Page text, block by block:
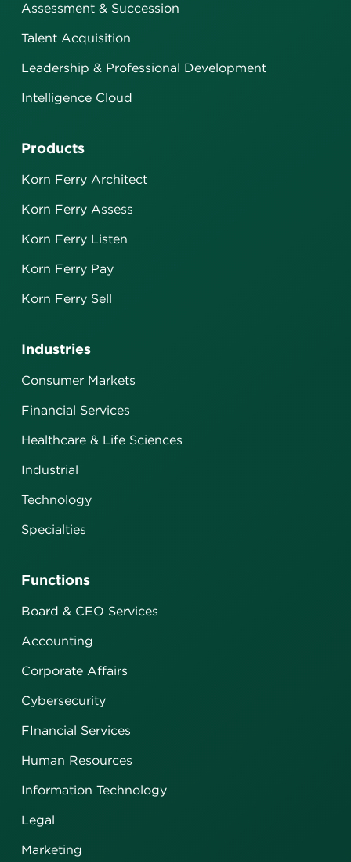
Assessment & Succession
Talent Acquisition
Leadership & Professional Development
Intelligence Cloud
Industries
Consumer Markets
Financial Services
Healthcare & Life Sciences
Industrial
Technology
Specialties
Functions
Board & CEO Services
Accounting
Corporate Affairs
Cybersecurity
FInancial Services
Human Resources
Information Technology
Legal
Marketing
Products
Korn Ferry Architect
Korn Ferry Assess
Korn Ferry Listen
Korn Ferry Pay
Korn Ferry Sell